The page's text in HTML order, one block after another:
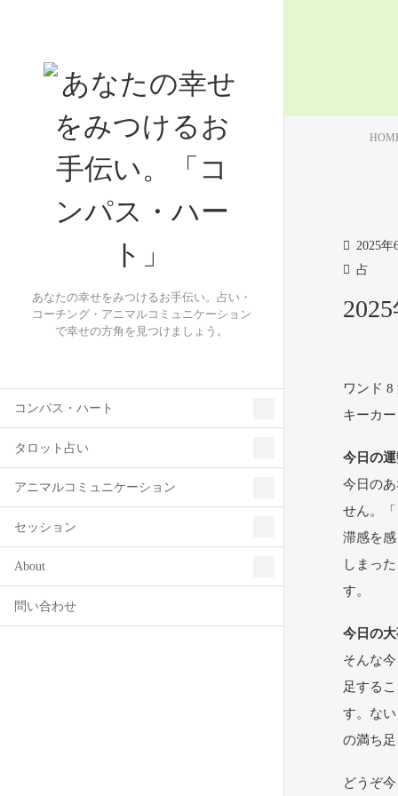
あなたの幸せをみつけるお手伝い。占い・
コーチング・アニマルコミュニケーション
で幸せの方角を見つけましょう。
コンパス・ハート
タロット占い
アニマルコミュニケーション
セッション
About
問い合わせ
2025年
占
ワンド 8
キーカ
今日の
今日の
せん。
滞感を
しまっ
す。
今日の
そんな
足する
す。な
の満ち
どうぞ